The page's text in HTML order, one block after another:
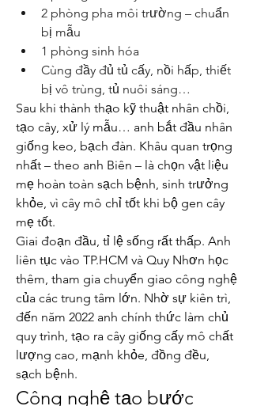
2 phòng pha môi trường – chuẩn
bị mẫu
1 phòng sinh hóa
Cùng đầy đủ tủ cấy, nồi hấp, thiết
bị vô trùng, tủ nuôi sáng…
Sau khi thành thạo kỹ thuật nhân chồi,
tạo cây, xử lý mẫu… anh bắt đầu nhân
giống keo, bạch đàn. Khâu quan trọng
nhất – theo anh Biên – là chọn vật liệu
mẹ hoàn toàn sạch bệnh, sinh trưởng
khỏe, vì cây mô chỉ tốt khi bộ gen cây
mẹ tốt.
Giai đoạn đầu, tỉ lệ sống rất thấp. Anh
liên tục vào TP.HCM và Quy Nhơn học
thêm, tham gia chuyển giao công nghệ
của các trung tâm lớn. Nhờ sự kiên trì,
đến năm 2022 anh chính thức làm chủ
quy trình, tạo ra cây giống cấy mô chất
lượng cao, mạnh khỏe, đồng đều,
sạch bệnh.
Công nghệ tạo bước